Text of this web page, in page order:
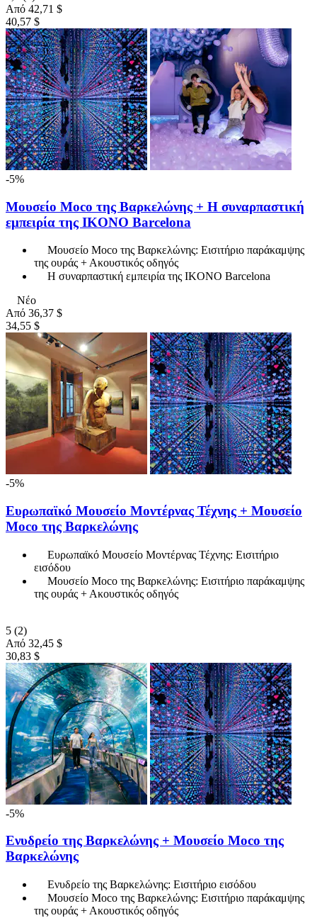
Από 42,71 $
40,57 $
-5%
Μουσείο Moco της Βαρκελώνης + Η συναρπαστική
εμπειρία της IKONO Barcelona
Μουσείο Moco της Βαρκελώνης: Εισιτήριο παράκαμψης
της ουράς + Ακουστικός οδηγός
Η συναρπαστική εμπειρία της IKONO Barcelona
Νέο
Από 36,37 $
34,55 $
-5%
Ευρωπαϊκό Μουσείο Μοντέρνας Τέχνης + Μουσείο
Moco της Βαρκελώνης
Ευρωπαϊκό Μουσείο Μοντέρνας Τέχνης: Εισιτήριο
εισόδου
Μουσείο Moco της Βαρκελώνης: Εισιτήριο παράκαμψης
της ουράς + Ακουστικός οδηγός
5 (2)
Από 32,45 $
30,83 $
-5%
Ενυδρείο της Βαρκελώνης + Μουσείο Moco της
Βαρκελώνης
Ενυδρείο της Βαρκελώνης: Εισιτήριο εισόδου
Μουσείο Moco της Βαρκελώνης: Εισιτήριο παράκαμψης
της ουράς + Ακουστικός οδηγός